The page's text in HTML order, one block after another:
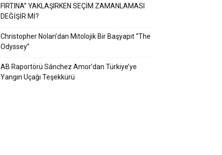
FIRTINA” YAKLAŞIRKEN SEÇİM ZAMANLAMASI
DEĞİŞİR Mİ?
Christopher Nolan’dan Mitolojik Bir Başyapıt “The
Odyssey”
AB Raportörü Sánchez Amor’dan Türkiye’ye
Yangın Uçağı Teşekkürü